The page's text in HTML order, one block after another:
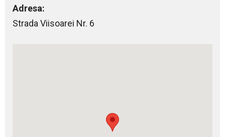
Adresa:
Strada Viisoarei Nr. 6